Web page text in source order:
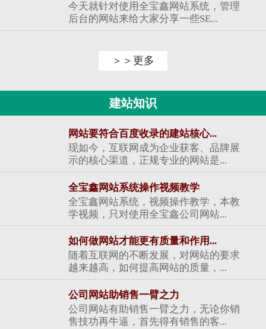
今天就针对使用全宝鑫网站系统，管理
后台的网站来给大家分享一些SE...
＞＞更多
建站知识
网站要符合百度收录的建站核心...
现如今，互联网成为企业获客、品牌展
示的核心渠道，正规专业的网站是...
全宝鑫网站系统操作视频教学
全宝鑫网站系统，视频操作教学，本教
学视频，只对使用全宝鑫公司网站...
如何做网站才能更有质量和作用...
随着互联网的不断发展，对网站的要求
越来越高，如何提高网站的质量，...
公司网站助销售一臂之力
公司网站有助销售一臂之力，无论你销
售技功再牛逼，首先得有销售的客...